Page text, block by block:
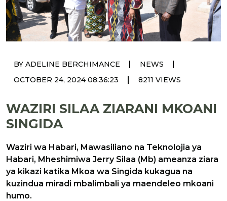
BY ADELINE BERCHIMANCE | NEWS |
OCTOBER 24, 2024 08:36:23 | 8211 VIEWS
WAZIRI SILAA ZIARANI MKOANI
SINGIDA
Waziri wa Habari, Mawasiliano na Teknolojia ya
Habari, Mheshimiwa Jerry Silaa (Mb) ameanza ziara
ya kikazi katika Mkoa wa Singida kukagua na
kuzindua miradi mbalimbali ya maendeleo mkoani
humo.